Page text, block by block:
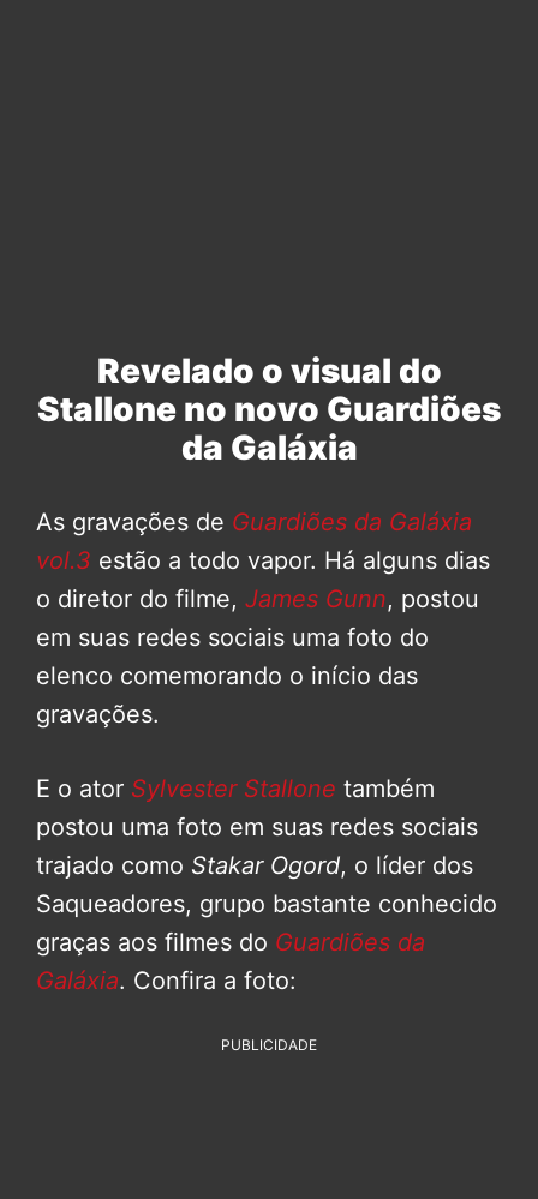
Revelado o visual do
Stallone no novo Guardiões
da Galáxia
As gravações de Guardiões da Galáxia
vol.3 estão a todo vapor. Há alguns dias
o diretor do filme, James Gunn, postou
em suas redes sociais uma foto do
elenco comemorando o início das
gravações.
E o ator Sylvester Stallone também
postou uma foto em suas redes sociais
trajado como Stakar Ogord, o líder dos
Saqueadores, grupo bastante conhecido
graças aos filmes do Guardiões da
Galáxia. Confira a foto:
PUBLICIDADE